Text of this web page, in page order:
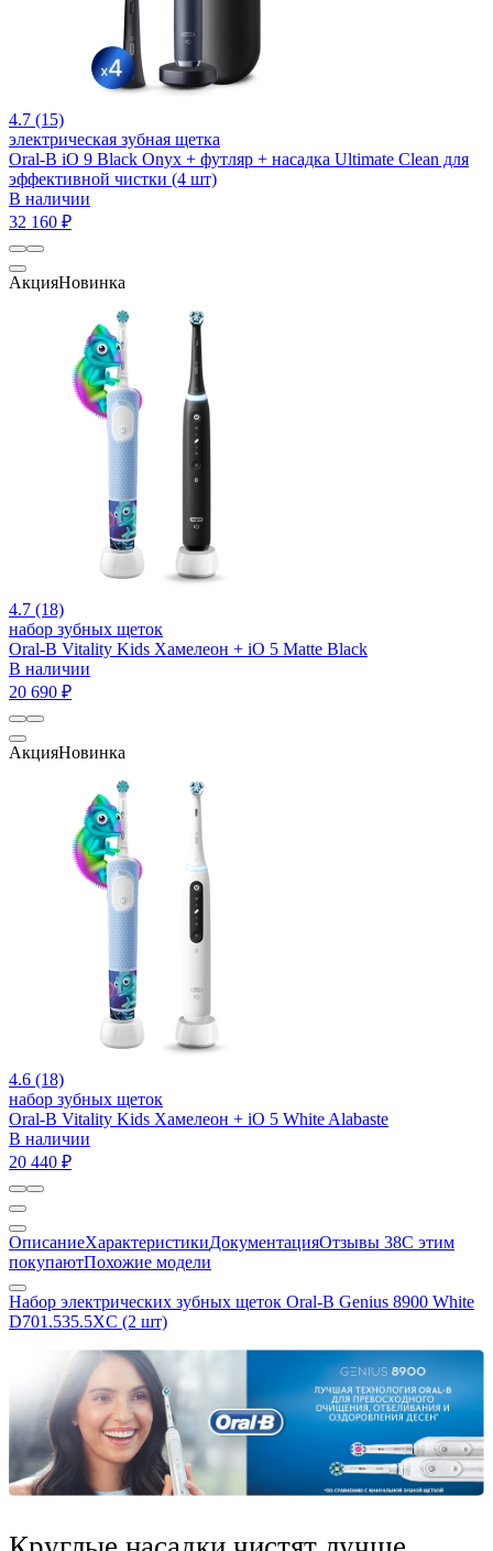
4.7 (15)
электрическая зубная щетка
Oral-B iO 9 Black Onyx + футляр + насадка Ultimate Clean для
эффективной чистки (4 шт)
В наличии
32 160 ₽
АкцияНовинка
4.7 (18)
набор зубных щеток
Oral-B Vitality Kids Хамелеон + iO 5 Matte Black
В наличии
20 690 ₽
АкцияНовинка
4.6 (18)
набор зубных щеток
Oral-B Vitality Kids Хамелеон + iO 5 White Alabaste
В наличии
20 440 ₽
ОписаниеХарактеристикиДокументацияОтзывы 38С этим
покупаютПохожие модели
Набор электрических зубных щеток Oral-B Genius 8900 White
D701.535.5XC (2 шт)